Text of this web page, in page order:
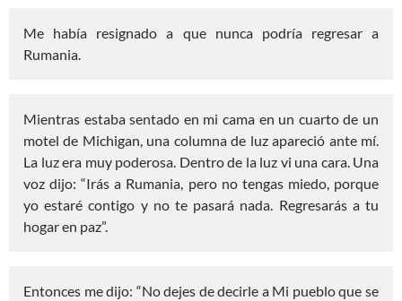
Me había resignado a que nunca podría regresar a
Rumania.
Mientras estaba sentado en mi cama en un cuarto de un
motel de Michigan, una columna de luz apareció ante mí.
La luz era muy poderosa. Dentro de la luz vi una cara. Una
voz dijo: “Irás a Rumania, pero no tengas miedo, porque
yo estaré contigo y no te pasará nada. Regresarás a tu
hogar en paz”.
Entonces me dijo: “No dejes de decirle a Mi pueblo que se